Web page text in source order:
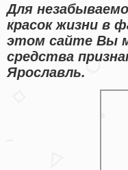
Для
красок жизни в
этом сайте Вы
средства
Ярославль.